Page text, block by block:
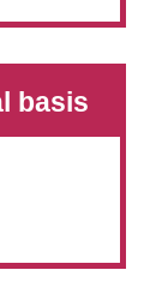
basis